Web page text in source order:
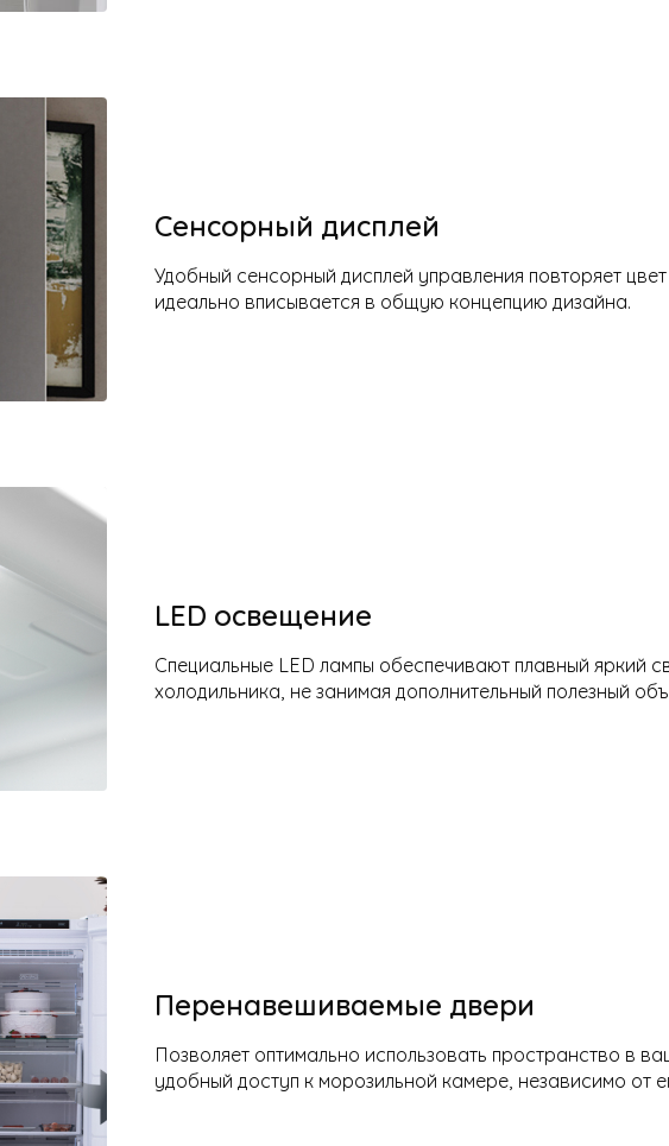
Сенсорный дисплей
Удобный сенсорный дисплей управления повторяет
идеально вписывается в общую концепцию дизайна.
LED освещение
Специальные LED лампы обеспечивают плавный яркий
холодильника, не занимая дополнительный полезный
Перенавешиваемые двери
Позволяет оптимально использовать пространство в
удобный доступ к морозильной камере, независимо от